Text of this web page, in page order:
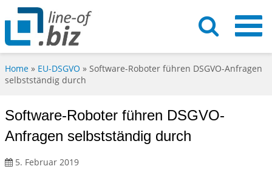
Home » EU-DSGVO » Software-Roboter führen DSGVO-Anfragen
selbstständig durch
Software-Roboter führen DSGVO-
Anfragen selbstständig durch
5. Februar 2019